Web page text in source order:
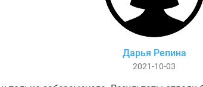
Дарья Репина
2021-10-03